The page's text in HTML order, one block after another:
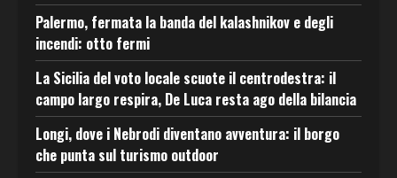
Palermo, fermata la banda del kalashnikov e degli
incendi: otto fermi
La Sicilia del voto locale scuote il centrodestra: il
campo largo respira, De Luca resta ago della bilancia
Longi, dove i Nebrodi diventano avventura: il borgo
che punta sul turismo outdoor